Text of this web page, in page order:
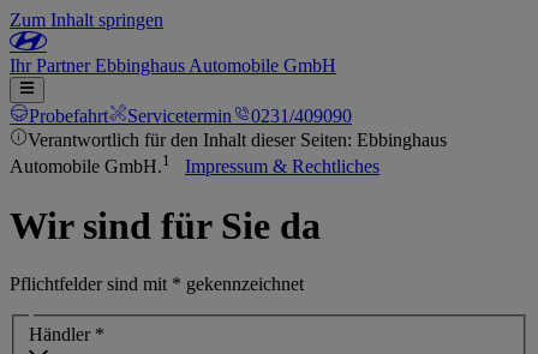
Zum Inhalt springen
IhrPartnerEbbinghaus Automobile GmbH
Probefahrt Servicetermin
0231/409090
Verantwortlich für den Inhalt dieser Seiten: Ebbinghaus
Automobile GmbH.1 Impressum & Rechtliches
Wir sind für Sie da
Pflichtfelder sind mit * gekennzeichnet
Händler *